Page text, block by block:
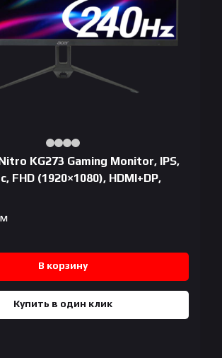
KG273 Gaming Monitor, IPS,
FHD (1920×1080), HDMI+DP,
В корзину
Купить в один клик